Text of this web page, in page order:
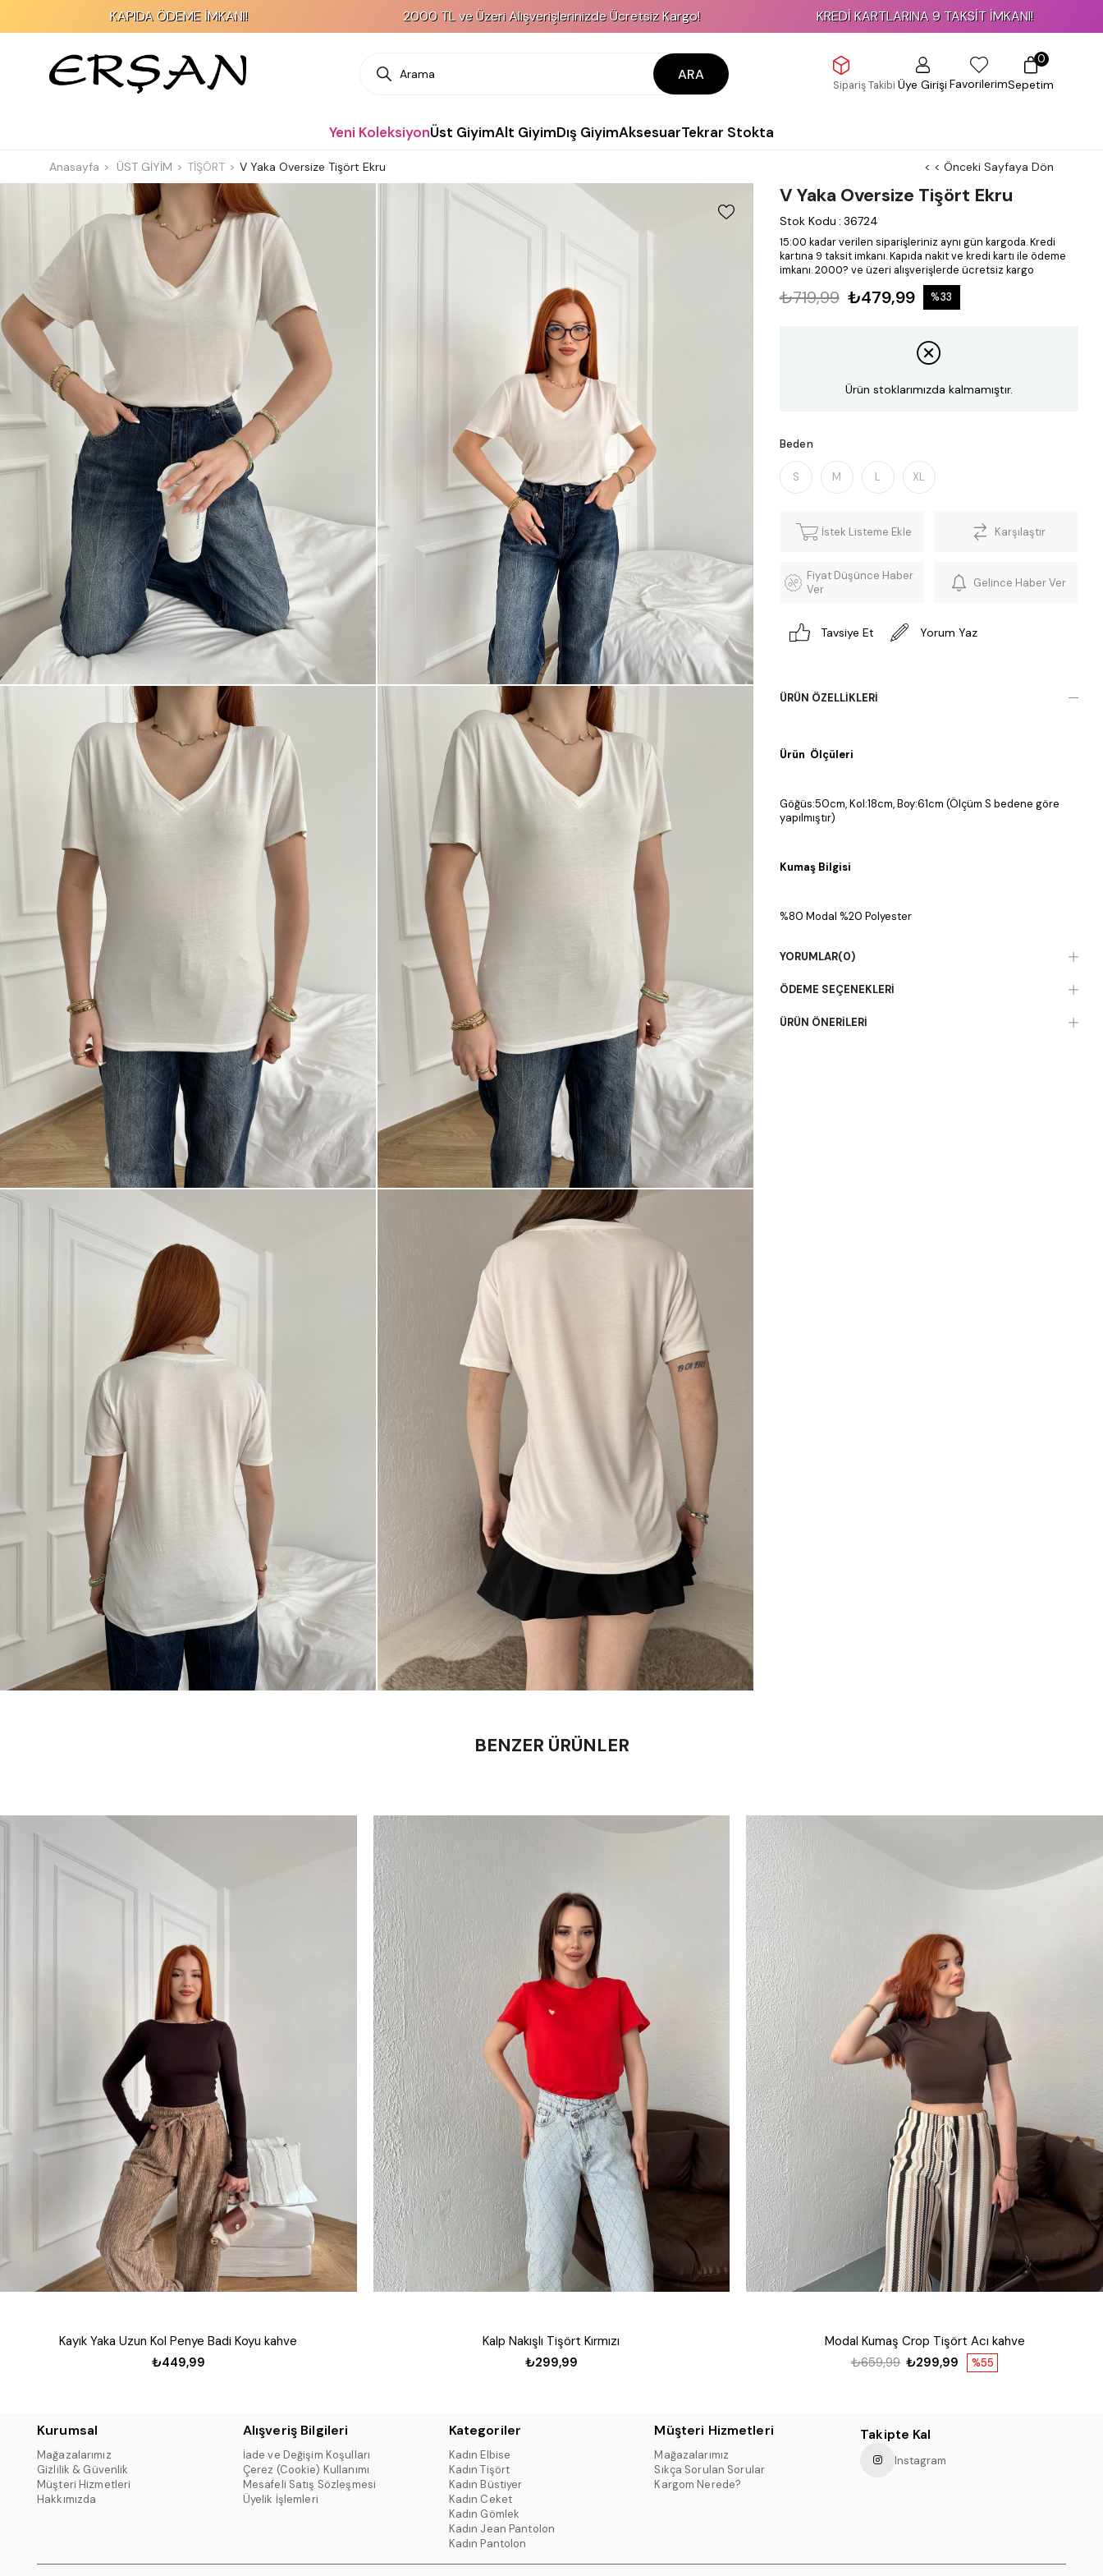
KAPIDA ÖDEME İMKANI! 2000 TL ve Üzeri Alışverişlerinizde Ücretsiz Kargo! KREDİ KARTLARINA 9 TAKSİT İMKANI!
ARA
Sipariş Takibi Üye GirişiFavorilerimSepetim
0
Yeni KoleksiyonÜst GiyimAlt GiyimDış GiyimAksesuarTekrar Stokta
Anasayfa ÜST GİYİM TİŞÖRT V Yaka Oversize Tişört Ekru < < Önceki Sayfaya Dön
V Yaka Oversize Tişört Ekru
Stok Kodu : 36724
15:00 kadar verilen siparişleriniz aynı gün kargoda. Kredi
kartına 9 taksit imkanı. Kapıda nakit ve kredi kartı ile ödeme
imkanı. 2000? ve üzeri alışverişlerde ücretsiz kargo
₺719,99 ₺479,99 %33
Ürün stoklarımızda kalmamıştır.
Beden
S M L XL
İstek Listeme Ekle Karşılaştır
Fiyat Düşünce Haber
Ver
Gelince Haber Ver
Tavsiye Et Yorum Yaz
ÜRÜN ÖZELLIKLERI
Ürün Ölçüleri
Göğüs:50cm, Kol:18cm, Boy:61cm (Ölçüm S bedene göre
yapılmıştır)
Kumaş Bilgisi
%80 Modal %20 Polyester
YORUMLAR(0)
ÖDEME SEÇENEKLERI
ÜRÜN ÖNERILERI
BENZER ÜRÜNLER
Kayık Yaka Uzun Kol Penye Badi Koyu kahve
₺449,99
Kalp Nakışlı Tişört Kırmızı
₺299,99
Modal Kumaş Crop Tişört Acı kahve
%55
₺299,99
₺659,99
Kurumsal
Mağazalarımız
Gizlilik & Güvenlik
Müşteri Hizmetleri
Hakkımızda
Alışveriş Bilgileri
İade ve Değişim Koşulları
Çerez (Cookie) Kullanımı
Mesafeli Satış Sözleşmesi
Üyelik İşlemleri
Kategoriler
Kadın Elbise
Kadın Tişört
Kadın Büstiyer
Kadın Ceket
Kadın Gömlek
Kadın Jean Pantolon
Kadın Pantolon
Müşteri Hizmetleri
Mağazalarımız
Sıkça Sorulan Sorular
Kargom Nerede?
Takipte Kal
Instagram